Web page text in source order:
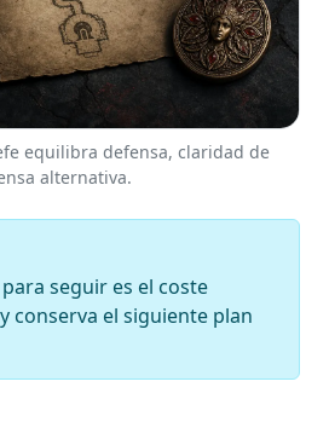
equilibra defensa, claridad de
alternativa.
seguir es el coste
conserva el siguiente plan